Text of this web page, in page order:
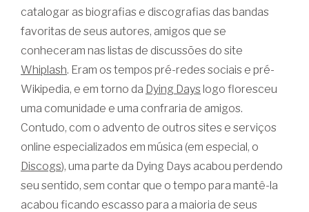
catalogar as biografias e discografias das bandas
favoritas de seus autores, amigos que se
conheceram nas listas de discussões do site
Whiplash. Eram os tempos pré-redes sociais e pré-
Wikipedia, e em torno da Dying Days logo floresceu
uma comunidade e uma confraria de amigos.
Contudo, com o advento de outros sites e serviços
online especializados em música (em especial, o
Discogs), uma parte da Dying Days acabou perdendo
seu sentido, sem contar que o tempo para mantê-la
acabou ficando escasso para a maioria de seus